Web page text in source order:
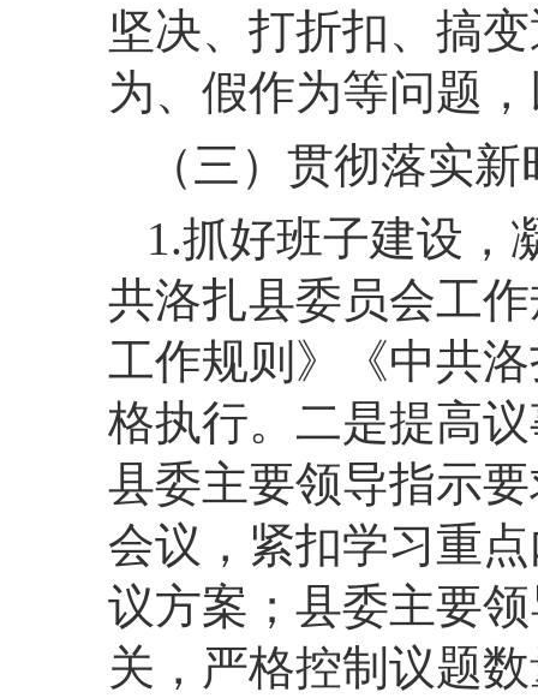
坚决、打折扣、搞
为、假作为等问题
（三）贯彻落实
1.抓好班子建设，
共洛扎县委员会工
工作规则》《中共
格执行。二是提高
县委主要领导指示
会议，紧扣学习重
议方案；县委主要
关，严格控制议题